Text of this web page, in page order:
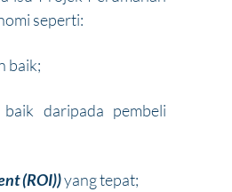
seperti:
baik;
daripada pembeli
(ROI)) yang tepat;